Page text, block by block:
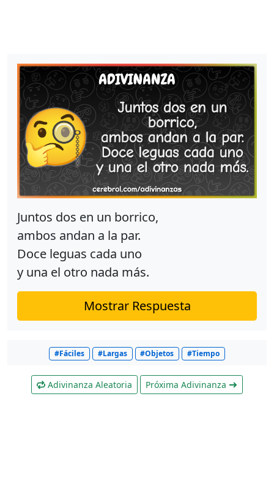
Juntos dos en un borrico,
ambos andan a la par.
Doce leguas cada uno
y una el otro nada más.
Mostrar Respuesta
#Fáciles #Largas #Objetos #Tiempo
Adivinanza Aleatoria Próxima Adivinanza